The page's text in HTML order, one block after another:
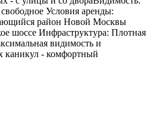
Условия аренды:
район Новой Москвы
шоссе Инфраструктура: Плотная
видимость и
каникул - комфортный